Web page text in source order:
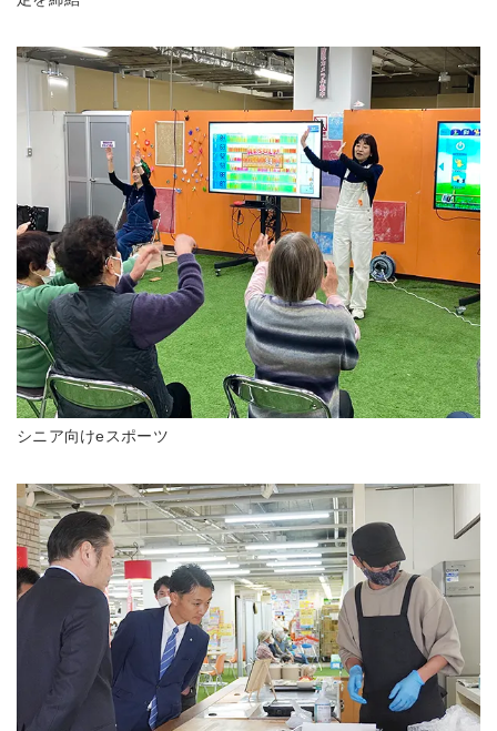
シニア向けeスポーツ